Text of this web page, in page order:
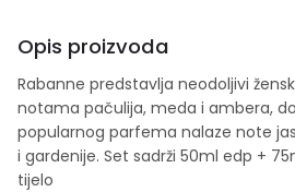
Opis proizvoda
Rabanne predstavlja neodoljivi
notama pačulija, meda i ambera,
popularnog parfema nalaze note
i gardenije. Set sadrži 50ml edp + 75ml parfemski losion za
tijelo